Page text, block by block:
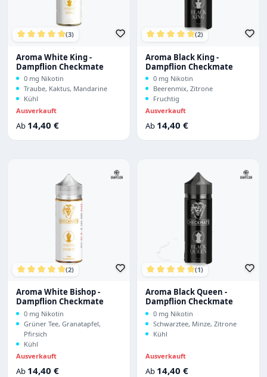
(3)
Aroma White King -
Dampflion Checkmate
0 mg Nikotin
Traube, Kaktus, Mandarine
Kühl
Ausverkauft
Regulärer Preis:
Ab 14,40 €
(2)
Aroma Black King -
Dampflion Checkmate
0 mg Nikotin
Beerenmix, Zitrone
Fruchtig
Ausverkauft
Regulärer Preis:
Ab 14,40 €
(2)
Aroma White Bishop -
Dampflion Checkmate
0 mg Nikotin
Grüner Tee, Granatapfel,
Pfirsich
Kühl
Ausverkauft
Regulärer Preis:
Ab 14,40 €
(1)
Aroma Black Queen -
Dampflion Checkmate
0 mg Nikotin
Schwarztee, Minze, Zitrone
Kühl
Ausverkauft
Regulärer Preis:
Ab 14,40 €